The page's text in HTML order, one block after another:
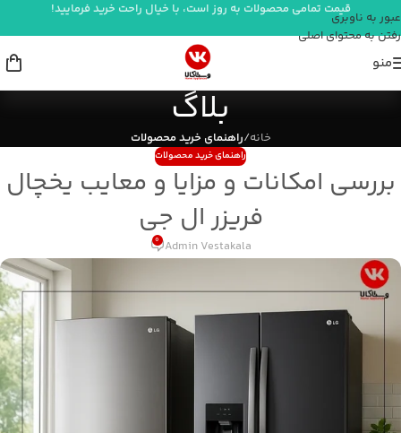
عبور به ناوبری
رفتن به محتوای اصلی
قیمت تمامی محصولات به روز است، با خیال راحت خرید فرمایید!
منو
بلاگ
خانه/راهنمای خرید محصولات
راهنمای خرید محصولات
بررسی امکانات و مزایا و معایب یخچال
فریزر ال جی
Admin Vestakala
0